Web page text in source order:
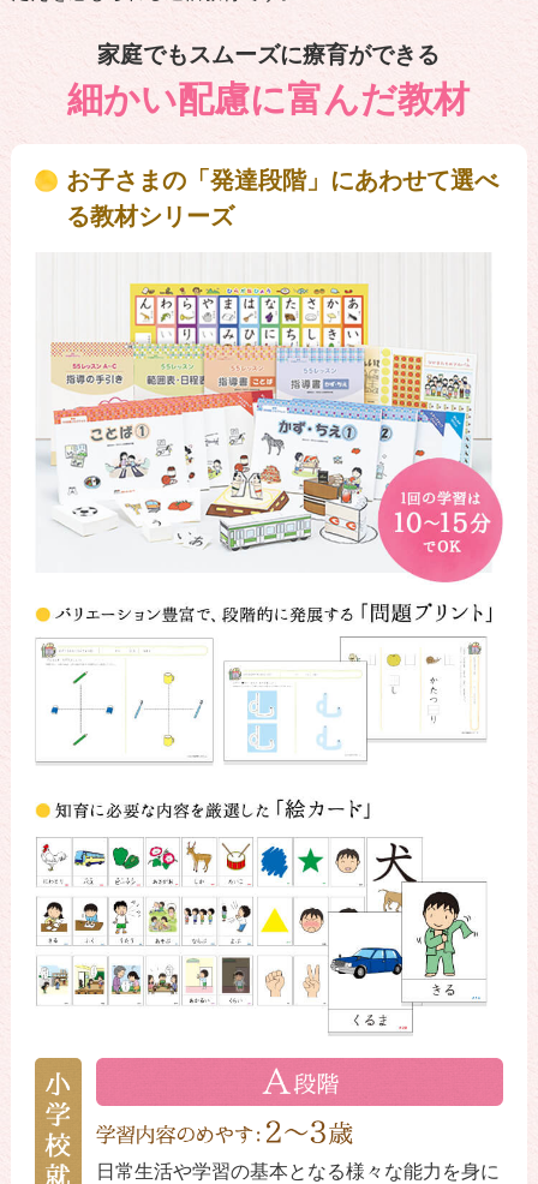
家庭でもスムーズに療育ができる
細かい配慮に富んだ教材
お子さまの「発達段階」にあわせて選べ
る教材シリーズ
日常生活や学習の基本となる様々な能力を身に